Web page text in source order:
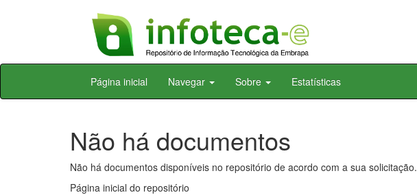
Skip
Página inicial Navegar Sobre Estatísticas
Não há documentos
Não há documentos disponíveis no repositório de acordo com a sua solicitação.
Página inicial do repositório